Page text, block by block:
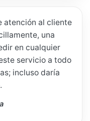
atención al cliente
una
en cualquier
servicio a todo
incluso daría